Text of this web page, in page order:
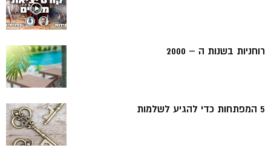
רוחניות בשנות ה – 2000
5 המפתחות כדי להגיע לשלמות